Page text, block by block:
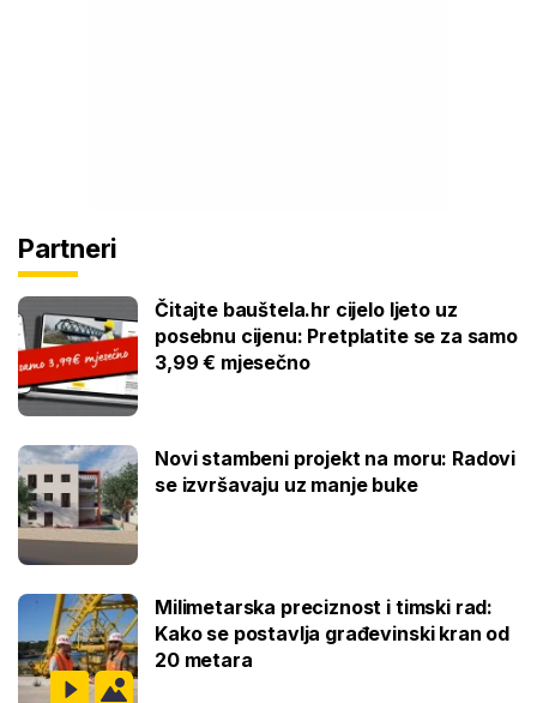
Partneri
Čitajte bauštela.hr cijelo ljeto uz
posebnu cijenu: Pretplatite se za samo
3,99 € mjesečno
Novi stambeni projekt na moru: Radovi
se izvršavaju uz manje buke
Milimetarska preciznost i timski rad:
Kako se postavlja građevinski kran od
20 metara